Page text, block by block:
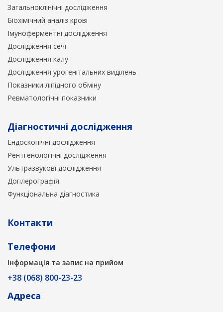
Загальноклінічні дослідження
Біохімічний аналіз крові
Імуноферментні дослідження
Дослідження сечі
Дослідження калу
Дослідження урогенітальних виділень
Показники ліпідного обміну
Ревматологічні показники
Діагностичні дослідження
Ендоскопічні дослідження
Рентгенологічні дослідження
Ультразвукові дослідження
Доплерографія
Функціональна діагностика
Контакти
Телефони
Інформація та запис на прийом
+38 (068) 800-23-23
Адреса